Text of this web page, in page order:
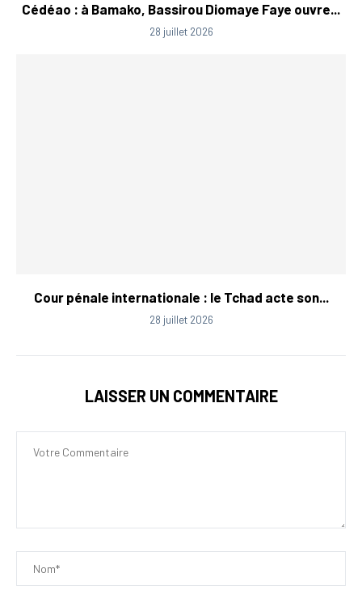
Cédéao : à Bamako, Bassirou Diomaye Faye ouvre...
28 juillet 2026
Cour pénale internationale : le Tchad acte son...
28 juillet 2026
LAISSER UN COMMENTAIRE